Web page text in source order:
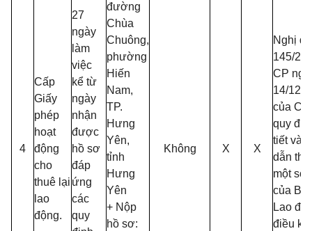
4
Cấp
Giấy
phép
hoạt
động
cho
thuê lại
lao
động.
27
ngày
làm
việc
kể từ
ngày
nhận
được
hồ sơ
đáp
ứng
các
quy
đường
Chùa
Chuông,
phường
Hiến
Nam,
TP.
Hưng
Yên,
tỉnh
Hưng
Yên
+ Nộp
hồ sơ:
Không X X
Nghị
145/
CP
14/12/
của
quy
tiết và
dẫn thi
một số
của Bộ
Lao
điều